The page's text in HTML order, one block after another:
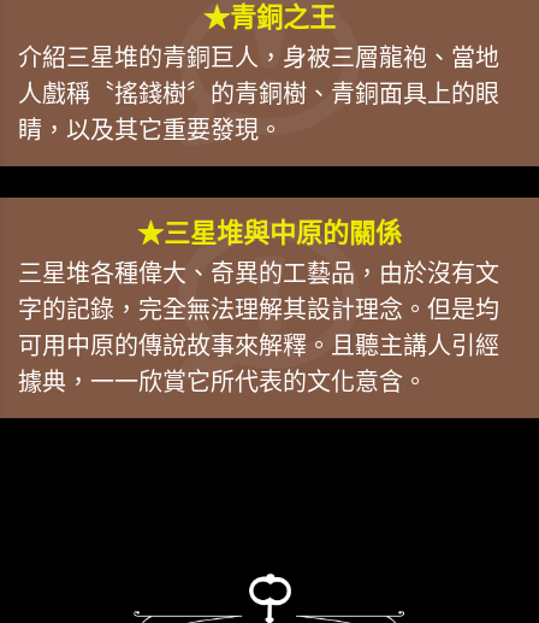
★青銅之王
介紹三星堆的青銅巨人，身被三層龍袍、當地
人戲稱〝搖錢樹〞的青銅樹、青銅面具上的眼
睛，以及其它重要發現。
★三星堆與中原的關係
三星堆各種偉大、奇異的工藝品，由於沒有文
字的記錄，完全無法理解其設計理念。但是均
可用中原的傳說故事來解釋。且聽主講人引經
據典，一一欣賞它所代表的文化意含。